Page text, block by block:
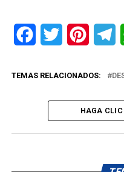
FacebookTwitter
TEMAS RELACIONADOS:
HAGA